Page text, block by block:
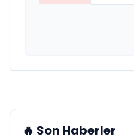
🔥 Son Haberler